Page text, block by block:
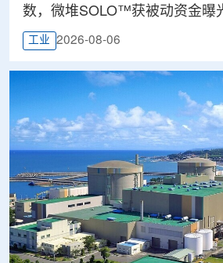
数，微堆SOLO™获被动资金曝
工业 2026-08-06